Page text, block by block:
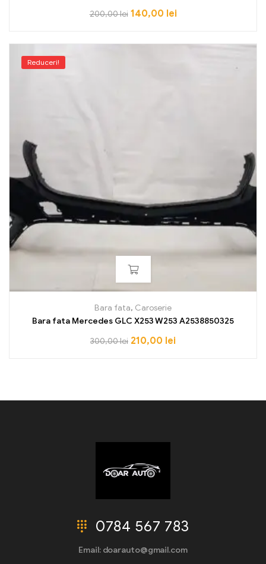
200,00lei 140,00 lei
Reduceri!
Bara fata, Caroserie
Bara fata Mercedes GLC X253 W253 A2538850325
300,00lei 210,00 lei
0784 567 783
Email: doarauto@gmail.com